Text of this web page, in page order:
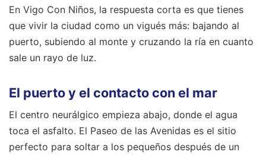
En Vigo Con Niños, la respuesta corta es que tienes
que vivir la ciudad como un vigués más: bajando al
puerto, subiendo al monte y cruzando la ría en cuanto
sale un rayo de luz.
El puerto y el contacto con el mar
El centro neurálgico empieza abajo, donde el agua
toca el asfalto. El Paseo de las Avenidas es el sitio
perfecto para soltar a los pequeños después de un